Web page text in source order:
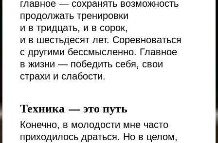
главное — сохранять возможность
продолжать тренировки
и в тридцать, и в сорок,
и в шестьдесят лет. Соревноваться
с другими бессмысленно. Главное
в жизни — победить себя, свои
страхи и слабости.
Техника — это путь
Конечно, в молодости мне часто
приходилось драться. Но в целом,